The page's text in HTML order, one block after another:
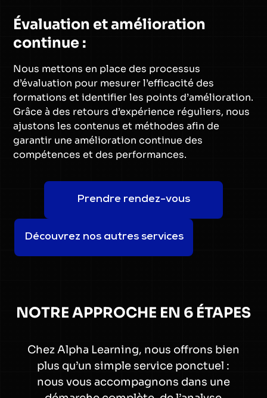
Évaluation et amélioration
continue :
Nous mettons en place des processus
d’évaluation pour mesurer l’efficacité des
formations et identifier les points d’amélioration.
Grâce à des retours d’expérience réguliers, nous
ajustons les contenus et méthodes afin de
garantir une amélioration continue des
compétences et des performances.
Prendre rendez-vous
Découvrez nos autres services
NOTRE APPROCHE EN 6 ÉTAPES
Chez Alpha Learning, nous offrons bien
plus qu’un simple service ponctuel :
nous vous accompagnons dans une